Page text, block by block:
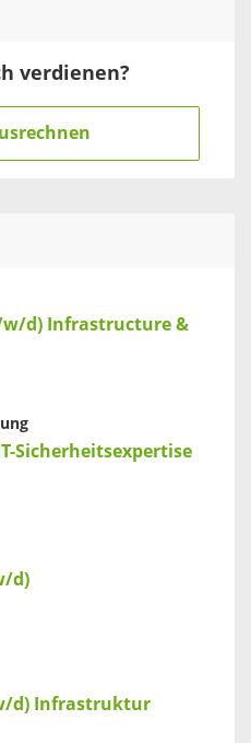
verdienen?
w/d) Infrastructure &
Sicherheitsexpertise
d)
d) Infrastruktur